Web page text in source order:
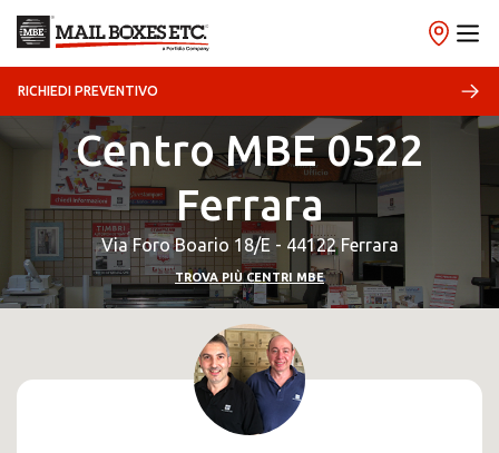
RICHIEDI PREVENTIVO
Centro MBE 0522
Ferrara
Via Foro Boario 18/E - 44122 Ferrara
TROVA PIÙ CENTRI MBE